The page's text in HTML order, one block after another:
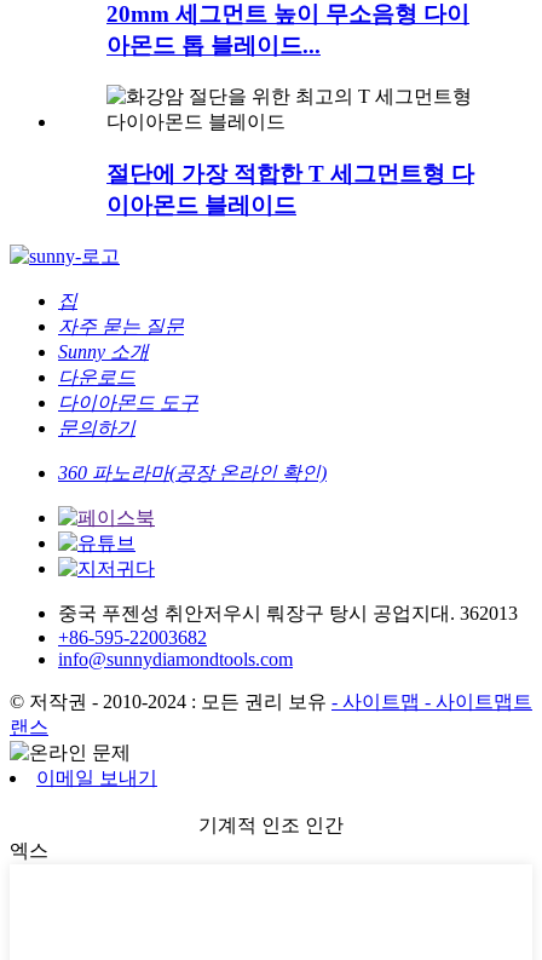
20mm 세그먼트 높이 무소음형 다이
아몬드 톱 블레이드...
절단에 가장 적합한 T 세그먼트형 다
이아몬드 블레이드
집
자주 묻는 질문
Sunny 소개
다운로드
다이아몬드 도구
문의하기
360 파노라마(공장 온라인 확인)
중국 푸젠성 취안저우시 뤄장구 탕시 공업지대. 362013
+86-595-22003682
info@sunnydiamondtools.com
© 저작권 - 2010-2024 : 모든 권리 보유 - 사이트맵 - 사이트맵트
랜스
이메일 보내기
기계적 인조 인간
엑스